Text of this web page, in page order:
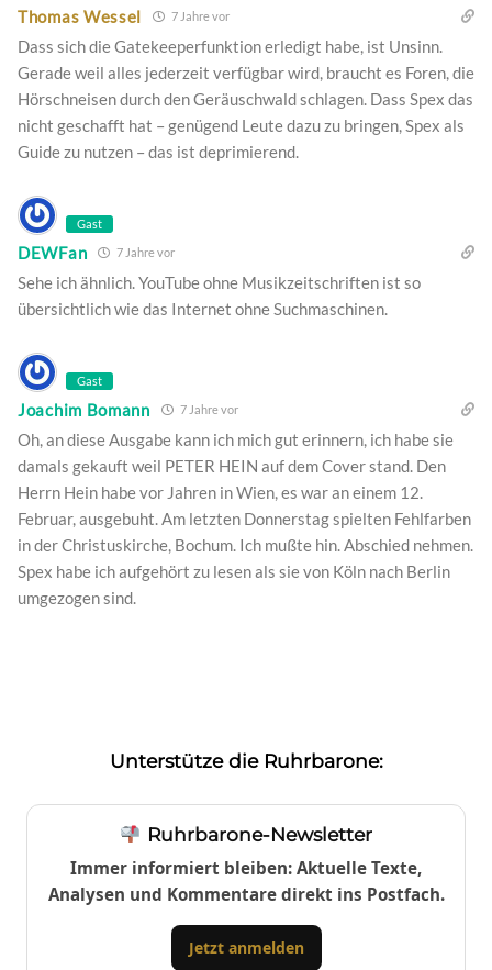
Thomas Wessel 7 Jahre vor
Dass sich die Gatekeeperfunktion erledigt habe, ist Unsinn.
Gerade weil alles jederzeit verfügbar wird, braucht es Foren, die
Hörschneisen durch den Geräuschwald schlagen. Dass Spex das
nicht geschafft hat – genügend Leute dazu zu bringen, Spex als
Guide zu nutzen – das ist deprimierend.
Gast
DEWFan 7 Jahre vor
Sehe ich ähnlich. YouTube ohne Musikzeitschriften ist so
übersichtlich wie das Internet ohne Suchmaschinen.
Gast
Joachim Bomann 7 Jahre vor
Oh, an diese Ausgabe kann ich mich gut erinnern, ich habe sie
damals gekauft weil PETER HEIN auf dem Cover stand. Den
Herrn Hein habe vor Jahren in Wien, es war an einem 12.
Februar, ausgebuht. Am letzten Donnerstag spielten Fehlfarben
in der Christuskirche, Bochum. Ich mußte hin. Abschied nehmen.
Spex habe ich aufgehört zu lesen als sie von Köln nach Berlin
umgezogen sind.
Unterstütze die Ruhrbarone:
Ruhrbarone-Newsletter
Immer informiert bleiben: Aktuelle Texte,
Analysen und Kommentare direkt ins Postfach.
Jetzt anmelden